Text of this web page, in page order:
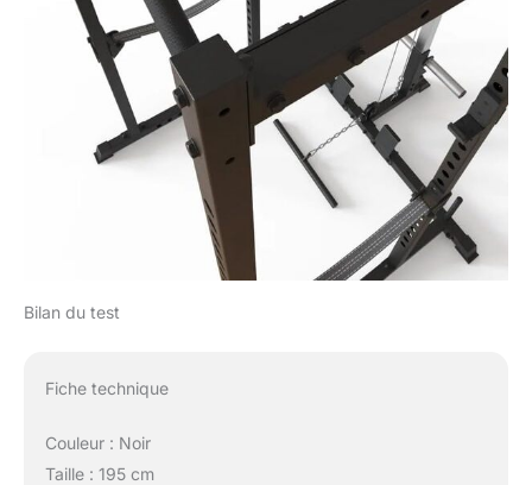
Bilan du test
Fiche technique
Couleur : Noir
Taille : 195 cm